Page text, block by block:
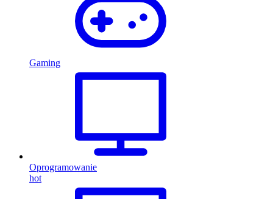
Gaming
Oprogramowanie
hot